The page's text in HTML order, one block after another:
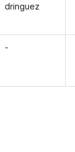
dringuez
-